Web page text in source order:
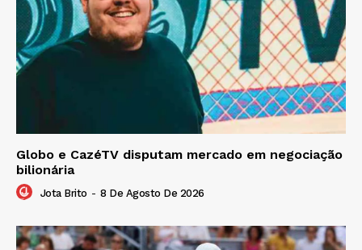
Globo e CazéTV disputam mercado em negociação
bilionária
Jota Brito - 8 De Agosto De 2026